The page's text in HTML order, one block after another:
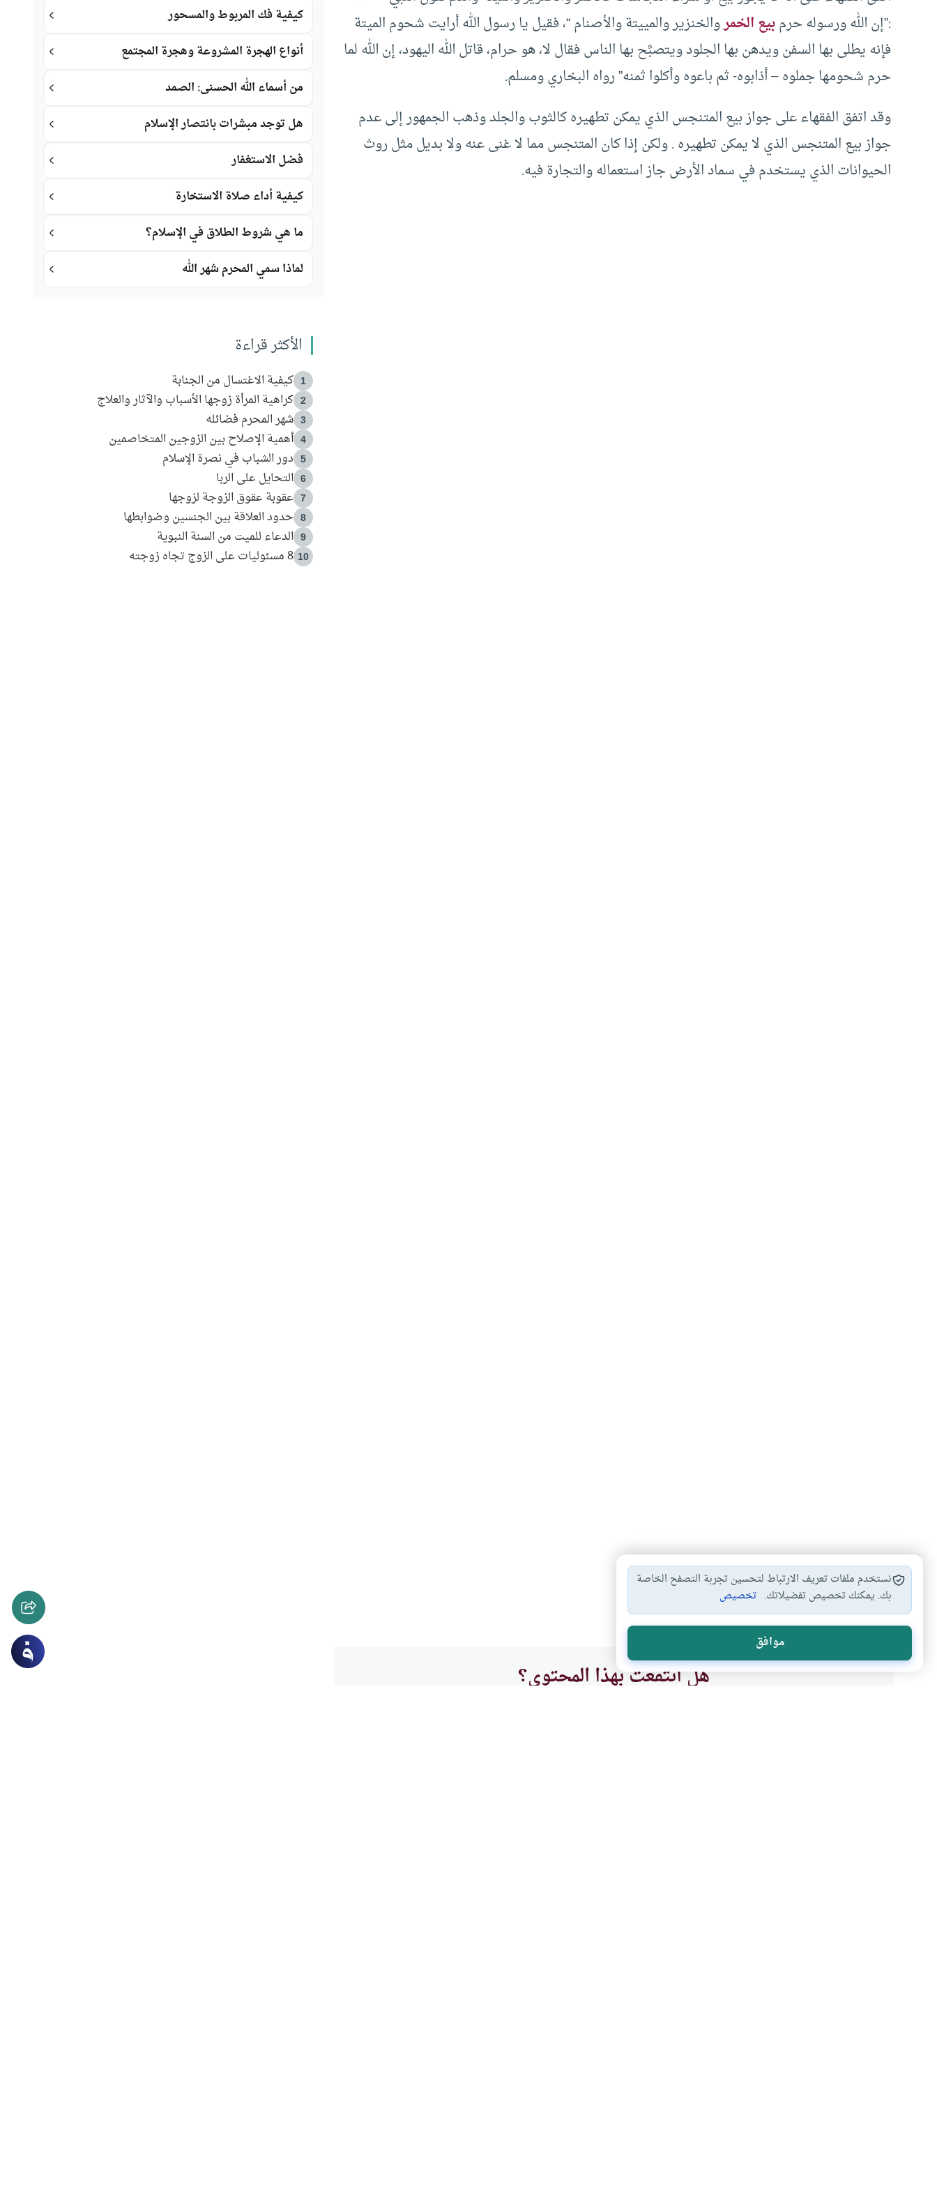
:”إن الله ورسوله حرمبيع الخمروالخنزير والمييتة والأصنام “، فقيل يا رسول الله أرايت شحوم الميتة
فإنه يطلى بها السفن ويدهن بها الجلود ويتصبَّح بها الناس فقال لا، هو حرام، قاتل الله اليهود، إن الله لما
حرم شحومها جملوه – أذابوه- ثم باعوه وأكلوا ثمنه” رواه البخاري ومسلم.
وقد اتفق الفقهاء على جواز بيع المتنجس الذي يمكن تطهيره كالثوب والجلد وذهب الجمهور إلى عدم
جواز بيع المتنجس الذي لا يمكن تطهيره . ولكن إذا كان المتنجس مما لا غنى عنه ولا بديل مثل روث
الحيوانات الذي يستخدم في سماد الأرض جاز استعماله والتجارة فيه.
هل انتفعت بهذا المحتوى؟
كيفية فك المربوط والمسحور
أنواع الهجرة المشروعة وهجرة المجتمع
من أسماء الله الحسنى: الصمد
هل توجد مبشرات بانتصار الإسلام
فضل الاستغفار
كيفية أداء صلاة الاستخارة
ما هي شروط الطلاق في الإسلام؟
لماذا سمي المحرم شهر الله
الأكثر قراءة
1 كيفية الاغتسال من الجنابة
2 كراهية المرأة زوجها الأسباب والآثار والعلاج
3 شهر المحرم فضائله
4 أهمية الإصلاح بين الزوجين المتخاصمين
5 دور الشباب في نصرة الإسلام
6 التحايل على الربا
7 عقوبة عقوق الزوجة لزوجها
8 حدود العلاقة بين الجنسين وضوابطها
9 الدعاء للميت من السنة النبوية
10 8 مسئوليات على الزوج تجاه زوجته
نستخدم ملفات تعريف الارتباط لتحسين تجربة التصفح الخاصة
بك. يمكنك تخصيص تفضيلاتك. تخصيص
موافق